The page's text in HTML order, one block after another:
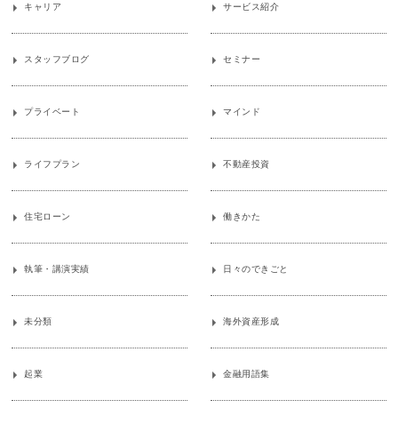
キャリア サービス紹介
スタッフブログ セミナー
プライベート マインド
ライフプラン 不動産投資
住宅ローン 働きかた
執筆・講演実績 日々のできごと
未分類 海外資産形成
起業 金融用語集